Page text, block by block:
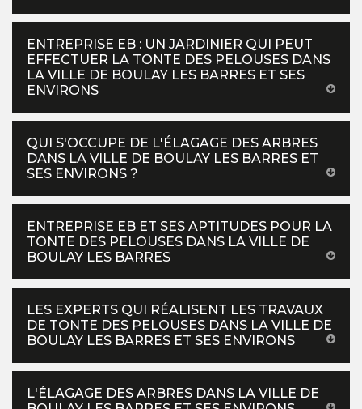
ENTREPRISE EB : UN JARDINIER QUI PEUT
EFFECTUER LA TONTE DES PELOUSES DANS
LA VILLE DE BOULAY LES BARRES ET SES
ENVIRONS
QUI S'OCCUPE DE L'ÉLAGAGE DES ARBRES
DANS LA VILLE DE BOULAY LES BARRES ET
SES ENVIRONS ?
ENTREPRISE EB ET SES APTITUDES POUR LA
TONTE DES PELOUSES DANS LA VILLE DE
BOULAY LES BARRES
LES EXPERTS QUI RÉALISENT LES TRAVAUX
DE TONTE DES PELOUSES DANS LA VILLE DE
BOULAY LES BARRES ET SES ENVIRONS
L'ÉLAGAGE DES ARBRES DANS LA VILLE DE